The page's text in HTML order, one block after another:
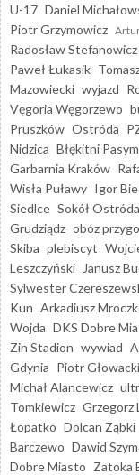
U-17 Daniel
Piotr Grzymowicz
Radosław Stefanowicz
Paweł Łukasik
Mazowiecki wyjazd
Vęgoria Węgorzewo
Pruszków Ostróda
Nidzica Błękitni Pasym
Garbarnia Kraków
Wisła Puławy Igor
Siedlce Sokół Ostróda
Grudziądz obóz
Skiba plebiscyt
Leszczyński
Janusz
Sylwester
Kun Arkadiusz
Wojda DKS Dobre
Zin Stadion wywiad
Gdynia Piotr Głowacki
Michał Alancewicz
Tomkiewicz Grzegorz
Łopatko Dolcan Ząbki
Barczewo Dawid
Dobre Miasto Zatoka